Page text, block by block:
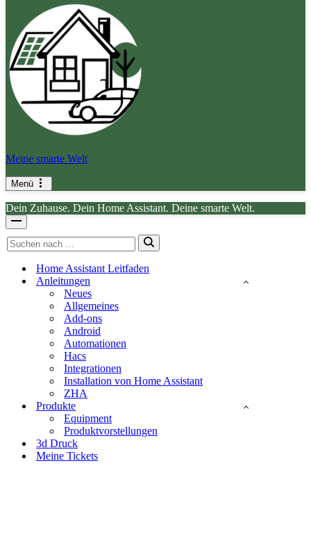
Meine smarte Welt
Menü
Navigationsmenü
Dein Zuhause. Dein Home Assistant. Deine smarte Welt.
Navigationsmenü
Suchen
nach …
Home Assistant Leitfaden
Anleitungen
Neues
Allgemeines
Add-ons
Android
Automationen
Hacs
Integrationen
Installation von Home Assistant
ZHA
Produkte
Equipment
Produktvorstellungen
3d Druck
Meine Tickets